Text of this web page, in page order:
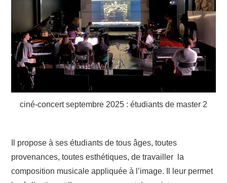
ciné-concert septembre 2025 : étudiants de master 2
Il propose à ses étudiants de tous âges, toutes
provenances, toutes esthétiques, de travailler la
composition musicale appliquée à l’image. Il leur permet